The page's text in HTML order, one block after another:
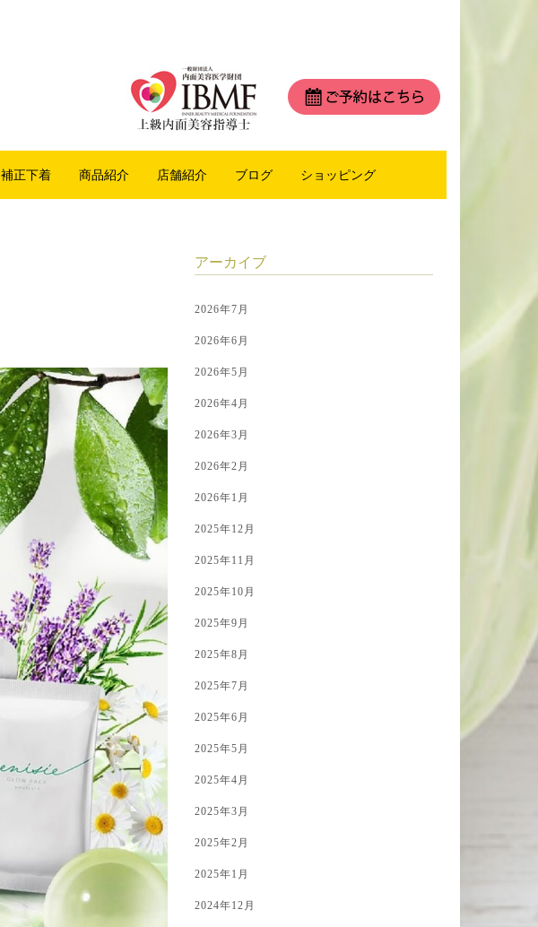
補正下着 商品紹介 店舗紹介 ブログ ショッピング
アーカイブ
2026年7月
2026年6月
2026年5月
2026年4月
2026年3月
2026年2月
2026年1月
2025年12月
2025年11月
2025年10月
2025年9月
2025年8月
2025年7月
2025年6月
2025年5月
2025年4月
2025年3月
2025年2月
2025年1月
2024年12月